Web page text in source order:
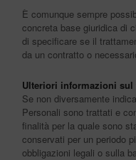
È comunque sempre
concreta base giuridica di
di specificare se il
da un contratto o
Ulteriori informazioni
Se non diversamente
Personali sono trattati e
finalità per la quale sono
conservati per un periodo
obbligazioni legali o sulla